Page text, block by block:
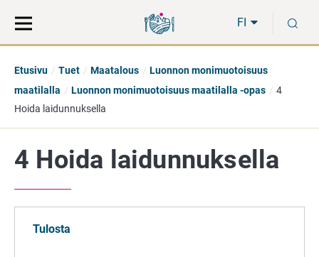
suoraan
sisältöön
koko
sivuston
FI
Etusivu Tuet Maatalous
Luonnon monimuotoisuus
maatilalla
Luonnon monimuotoisuus maatilalla -opas
4
Hoida laidunnuksella
4 Hoida laidunnuksella
Tulosta